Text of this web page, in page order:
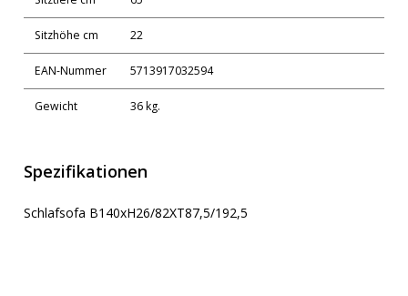
Sitzhöhe cm 22
EAN-Nummer 5713917032594
Gewicht 36 kg.
Spezifikationen
Schlafsofa B140xH26/82XT87,5/192,5